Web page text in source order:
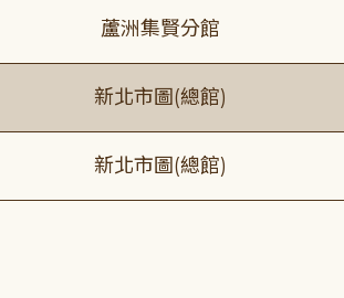
蘆洲集賢分館
新北市圖(總館)
新北市圖(總館)